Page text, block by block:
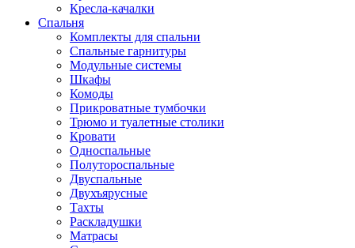
Кресла-качалки
Спальня
Комплекты для спальни
Спальные гарнитуры
Модульные системы
Шкафы
Комоды
Прикроватные тумбочки
Трюмо и туалетные столики
Кровати
Односпальные
Полутороспальные
Двуспальные
Двухъярусные
Тахты
Раскладушки
Матрасы